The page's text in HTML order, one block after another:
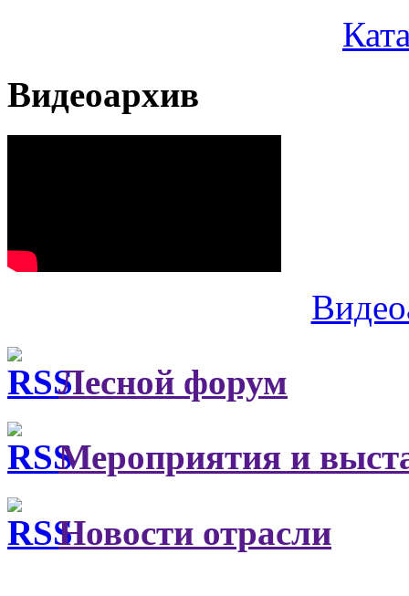
Видеоархив
Лесной форум
Мероприятия и
Новости отрасли